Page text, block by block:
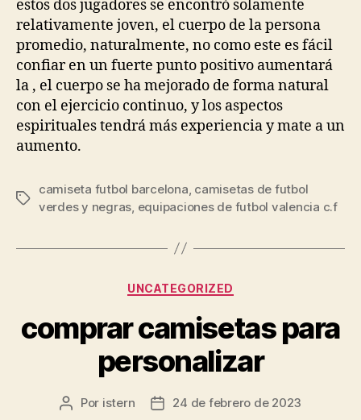
estos dos jugadores se encontró solamente
relativamente joven, el cuerpo de la persona
promedio, naturalmente, no como este es fácil
confiar en un fuerte punto positivo aumentará
la , el cuerpo se ha mejorado de forma natural
con el ejercicio continuo, y los aspectos
espirituales tendrá más experiencia y mate a un
aumento.
Etiquetas
camiseta futbol barcelona camisetas de futbol
verdes y negras equipaciones de futbol valencia c.f
Categorías
UNCATEGORIZED
comprar camisetas para
personalizar
Autor
Por istern
Fecha24 de febrero de 2023